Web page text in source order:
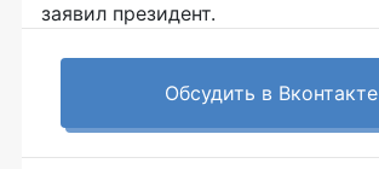
заявил президент.
Обсудить в Вконтакте